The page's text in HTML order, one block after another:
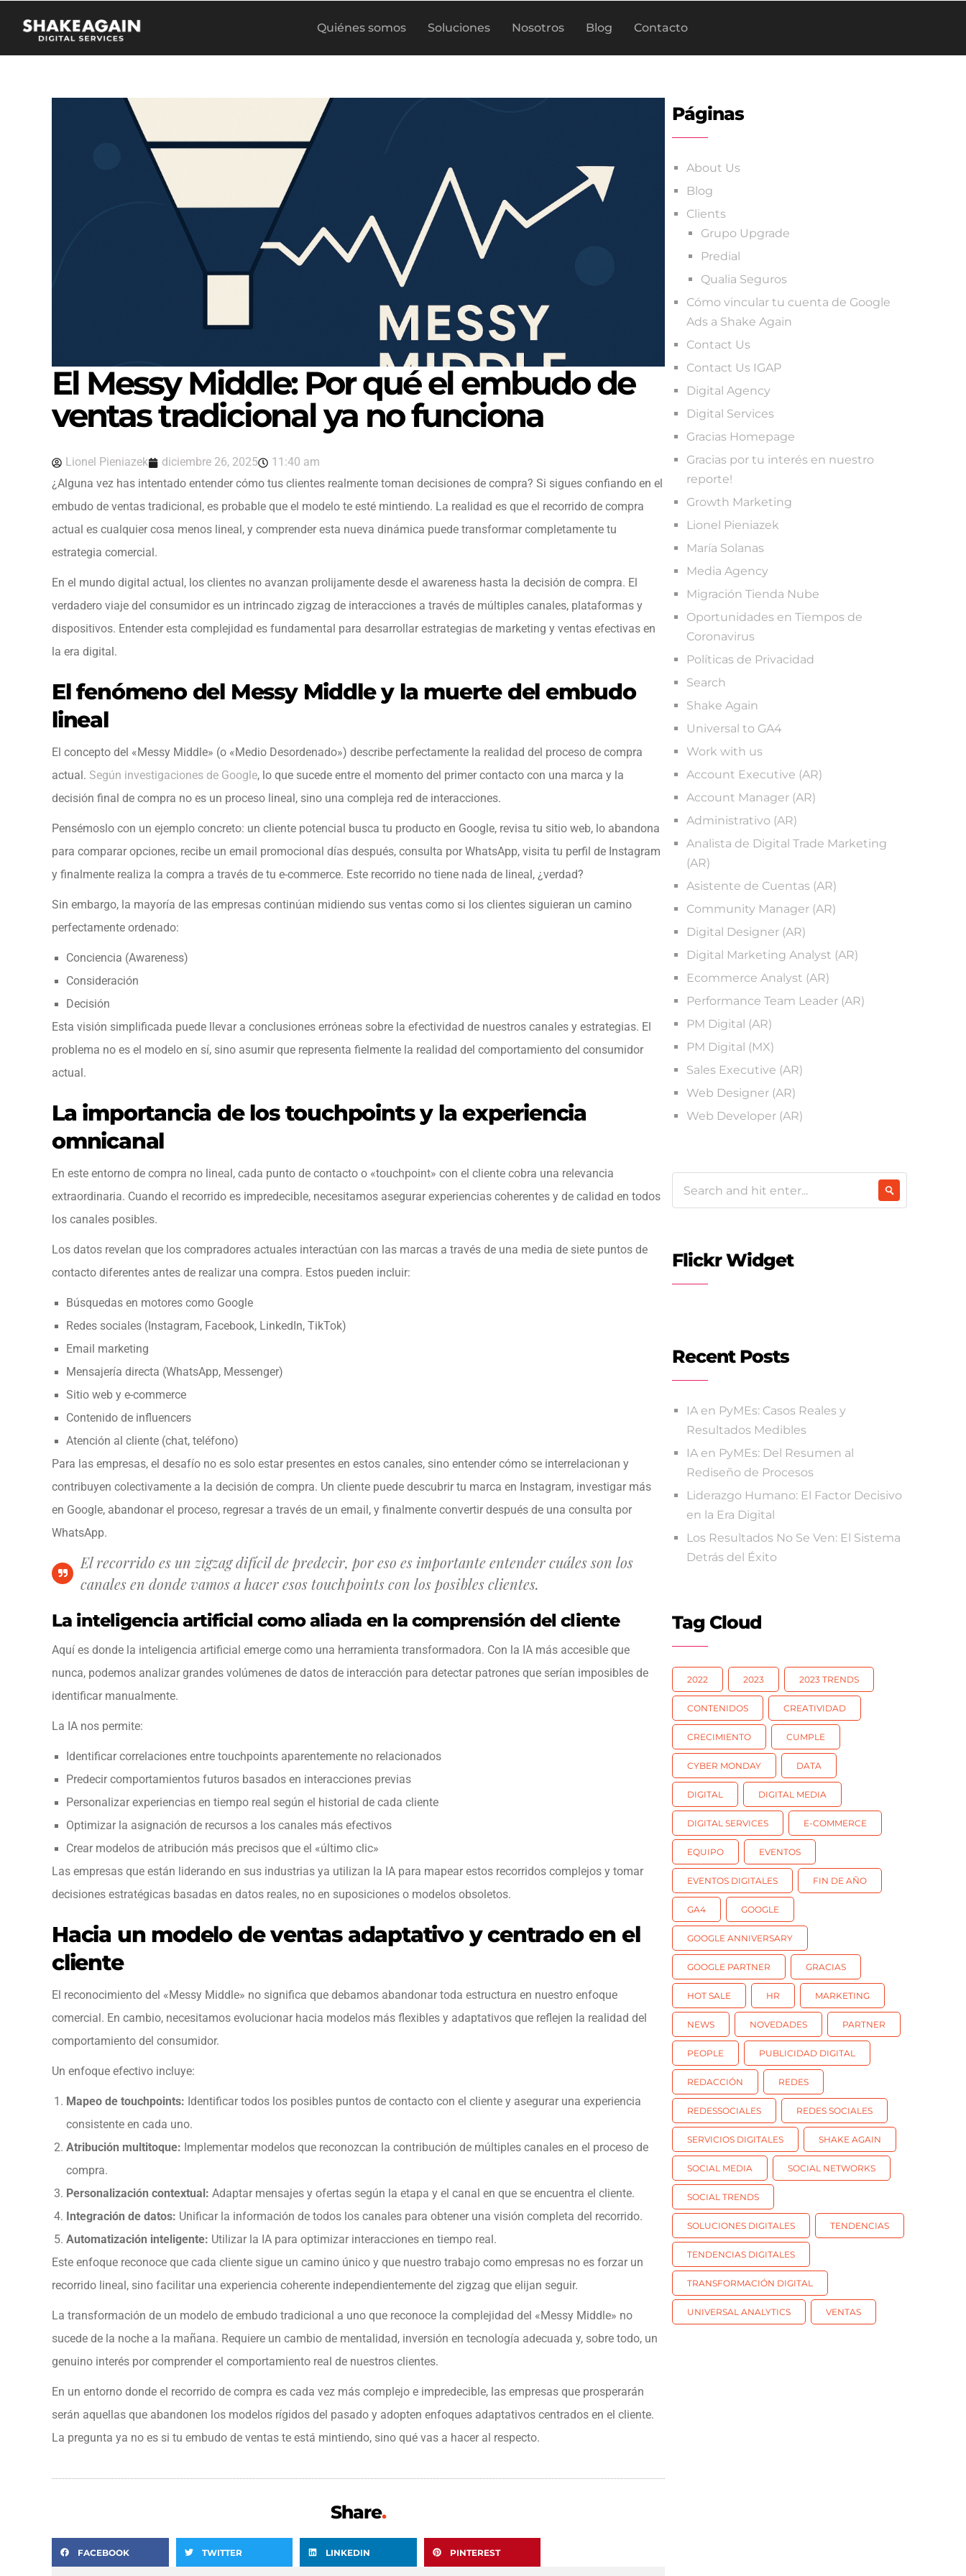
Quiénes somos Soluciones Nosotros Blog Contacto
El Messy Middle: Por qué el embudo de
ventas tradicional ya no funciona
Lionel Pieniazek diciembre 26, 2025
11:40 am
¿Alguna vez has intentado entender cómo tus clientes realmente toman decisiones de compra? Si sigues confiando en el
embudo de ventas tradicional, es probable que el modelo te esté mintiendo. La realidad es que el recorrido de compra
actual es cualquier cosa menos lineal, y comprender esta nueva dinámica puede transformar completamente tu
estrategia comercial.
En el mundo digital actual, los clientes no avanzan prolijamente desde el awareness hasta la decisión de compra. El
verdadero viaje del consumidor es un intrincado zigzag de interacciones a través de múltiples canales, plataformas y
dispositivos. Entender esta complejidad es fundamental para desarrollar estrategias de marketing y ventas efectivas en
la era digital.
El fenómeno del Messy Middle y la muerte del embudo
lineal
El concepto del «Messy Middle» (o «Medio Desordenado») describe perfectamente la realidad del proceso de compra
actual. Según investigaciones de Google, lo que sucede entre el momento del primer contacto con una marca y la
decisión final de compra no es un proceso lineal, sino una compleja red de interacciones.
Pensémoslo con un ejemplo concreto: un cliente potencial busca tu producto en Google, revisa tu sitio web, lo abandona
para comparar opciones, recibe un email promocional días después, consulta por WhatsApp, visita tu perfil de Instagram
y finalmente realiza la compra a través de tu e-commerce. Este recorrido no tiene nada de lineal, ¿verdad?
Sin embargo, la mayoría de las empresas continúan midiendo sus ventas como si los clientes siguieran un camino
perfectamente ordenado:
Conciencia (Awareness)
Consideración
Decisión
Esta visión simplificada puede llevar a conclusiones erróneas sobre la efectividad de nuestros canales y estrategias. El
problema no es el modelo en sí, sino asumir que representa fielmente la realidad del comportamiento del consumidor
actual.
La importancia de los touchpoints y la experiencia
omnicanal
En este entorno de compra no lineal, cada punto de contacto o «touchpoint» con el cliente cobra una relevancia
extraordinaria. Cuando el recorrido es impredecible, necesitamos asegurar experiencias coherentes y de calidad en todos
los canales posibles.
Los datos revelan que los compradores actuales interactúan con las marcas a través de una media de siete puntos de
contacto diferentes antes de realizar una compra. Estos pueden incluir:
Búsquedas en motores como Google
Redes sociales (Instagram, Facebook, LinkedIn, TikTok)
Email marketing
Mensajería directa (WhatsApp, Messenger)
Sitio web y e-commerce
Contenido de influencers
Atención al cliente (chat, teléfono)
Para las empresas, el desafío no es solo estar presentes en estos canales, sino entender cómo se interrelacionan y
contribuyen colectivamente a la decisión de compra. Un cliente puede descubrir tu marca en Instagram, investigar más
en Google, abandonar el proceso, regresar a través de un email, y finalmente convertir después de una consulta por
WhatsApp.
El recorrido es un zigzag difícil de predecir, por eso es importante entender cuáles son los
canales en donde vamos a hacer esos touchpoints con los posibles clientes.
La inteligencia artificial como aliada en la comprensión del cliente
Aquí es donde la inteligencia artificial emerge como una herramienta transformadora. Con la IA más accesible que
nunca, podemos analizar grandes volúmenes de datos de interacción para detectar patrones que serían imposibles de
identificar manualmente.
La IA nos permite:
Identificar correlaciones entre touchpoints aparentemente no relacionados
Predecir comportamientos futuros basados en interacciones previas
Personalizar experiencias en tiempo real según el historial de cada cliente
Optimizar la asignación de recursos a los canales más efectivos
Crear modelos de atribución más precisos que el «último clic»
Las empresas que están liderando en sus industrias ya utilizan la IA para mapear estos recorridos complejos y tomar
decisiones estratégicas basadas en datos reales, no en suposiciones o modelos obsoletos.
Hacia un modelo de ventas adaptativo y centrado en el
cliente
El reconocimiento del «Messy Middle» no significa que debamos abandonar toda estructura en nuestro enfoque
comercial. En cambio, necesitamos evolucionar hacia modelos más flexibles y adaptativos que reflejen la realidad del
comportamiento del consumidor.
Un enfoque efectivo incluye:
Mapeo de touchpoints: Identificar todos los posibles puntos de contacto con el cliente y asegurar una experiencia
consistente en cada uno.
Atribución multitoque: Implementar modelos que reconozcan la contribución de múltiples canales en el proceso de
compra.
Personalización contextual: Adaptar mensajes y ofertas según la etapa y el canal en que se encuentra el cliente.
Integración de datos: Unificar la información de todos los canales para obtener una visión completa del recorrido.
Automatización inteligente: Utilizar la IA para optimizar interacciones en tiempo real.
Este enfoque reconoce que cada cliente sigue un camino único y que nuestro trabajo como empresas no es forzar un
recorrido lineal, sino facilitar una experiencia coherente independientemente del zigzag que elijan seguir.
La transformación de un modelo de embudo tradicional a uno que reconoce la complejidad del «Messy Middle» no
sucede de la noche a la mañana. Requiere un cambio de mentalidad, inversión en tecnología adecuada y, sobre todo, un
genuino interés por comprender el comportamiento real de nuestros clientes.
En un entorno donde el recorrido de compra es cada vez más complejo e impredecible, las empresas que prosperarán
serán aquellas que abandonen los modelos rígidos del pasado y adopten enfoques adaptativos centrados en el cliente.
La pregunta ya no es si tu embudo de ventas te está mintiendo, sino qué vas a hacer al respecto.
Share.
FACEBOOK TWITTER LINKEDIN PINTEREST
Páginas
About Us
Blog
Clients
Grupo Upgrade
Predial
Qualia Seguros
Cómo vincular tu cuenta de Google
Ads a Shake Again
Contact Us
Contact Us IGAP
Digital Agency
Digital Services
Gracias Homepage
Gracias por tu interés en nuestro
reporte!
Growth Marketing
Lionel Pieniazek
María Solanas
Media Agency
Migración Tienda Nube
Oportunidades en Tiempos de
Coronavirus
Políticas de Privacidad
Search
Shake Again
Universal to GA4
Work with us
Account Executive (AR)
Account Manager (AR)
Administrativo (AR)
Analista de Digital Trade Marketing
(AR)
Asistente de Cuentas (AR)
Community Manager (AR)
Digital Designer (AR)
Digital Marketing Analyst (AR)
Ecommerce Analyst (AR)
Performance Team Leader (AR)
PM Digital (AR)
PM Digital (MX)
Sales Executive (AR)
Web Designer (AR)
Web Developer (AR)
Flickr Widget
Recent Posts
IA en PyMEs: Casos Reales y
Resultados Medibles
IA en PyMEs: Del Resumen al
Rediseño de Procesos
Liderazgo Humano: El Factor Decisivo
en la Era Digital
Los Resultados No Se Ven: El Sistema
Detrás del Éxito
Tag Cloud
2022 2023 2023 TRENDS
CONTENIDOS CREATIVIDAD
CRECIMIENTO CUMPLE
CYBER MONDAY DATA
DIGITAL DIGITAL MEDIA
DIGITAL SERVICES E-COMMERCE
EQUIPO EVENTOS
EVENTOS DIGITALES FIN DE AÑO
GA4 GOOGLE
GOOGLE ANNIVERSARY
GOOGLE PARTNER GRACIAS
HOT SALE HR MARKETING
NEWS NOVEDADES PARTNER
PEOPLE PUBLICIDAD DIGITAL
REDACCIÓN REDES
REDESSOCIALES REDES SOCIALES
SERVICIOS DIGITALES SHAKE AGAIN
SOCIAL MEDIA SOCIAL NETWORKS
SOCIAL TRENDS
SOLUCIONES DIGITALES TENDENCIAS
TENDENCIAS DIGITALES
TRANSFORMACIÓN DIGITAL
UNIVERSAL ANALYTICS VENTAS